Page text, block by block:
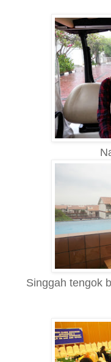
Singgah tengok